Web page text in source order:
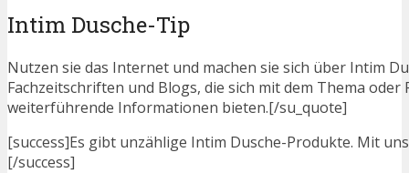
Intim Dusche-Tip
Nutzen sie das Internet und machen sie sich über Intim
Fachzeitschriften und Blogs, die sich mit dem Thema
weiterführende Informationen bieten.[/su_quote]
[success]Es gibt unzählige Intim Dusche-Produkte. Mit
[/success]